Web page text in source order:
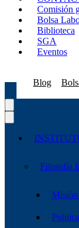
Comisión
Bolsa
Biblioteca
SGA
Eventos
Blog
Filosofía